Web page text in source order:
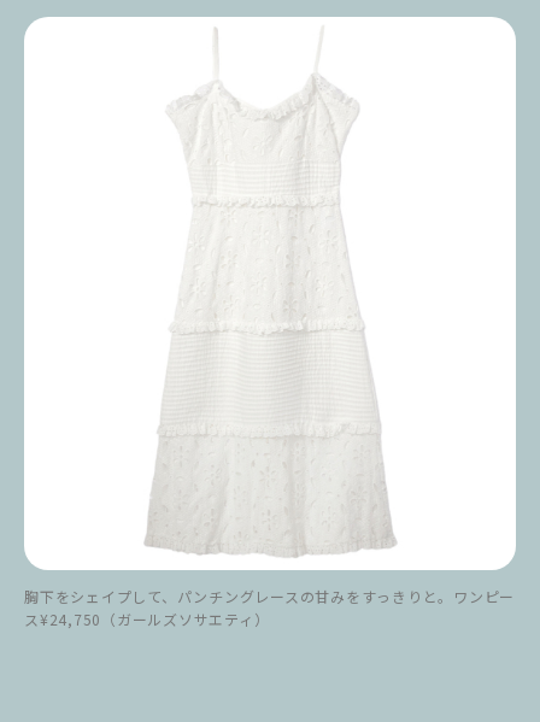
胸下をシェイプして、パンチングレースの甘みをすっきりと。ワンピー
ス¥24,750（ガールズソサエティ）